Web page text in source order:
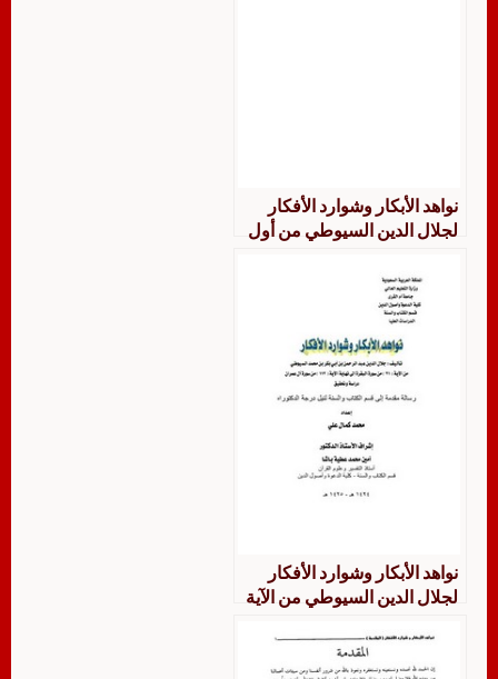
نواهد الأبكار وشوارد الأفكار
لجلال الدين السيوطي من أول
البقرة
نواهد الأبكار وشوارد الأفكار
لجلال الدين السيوطي من الآية
الآية 112 من سورة آل عمران
دراسة وتحقيق